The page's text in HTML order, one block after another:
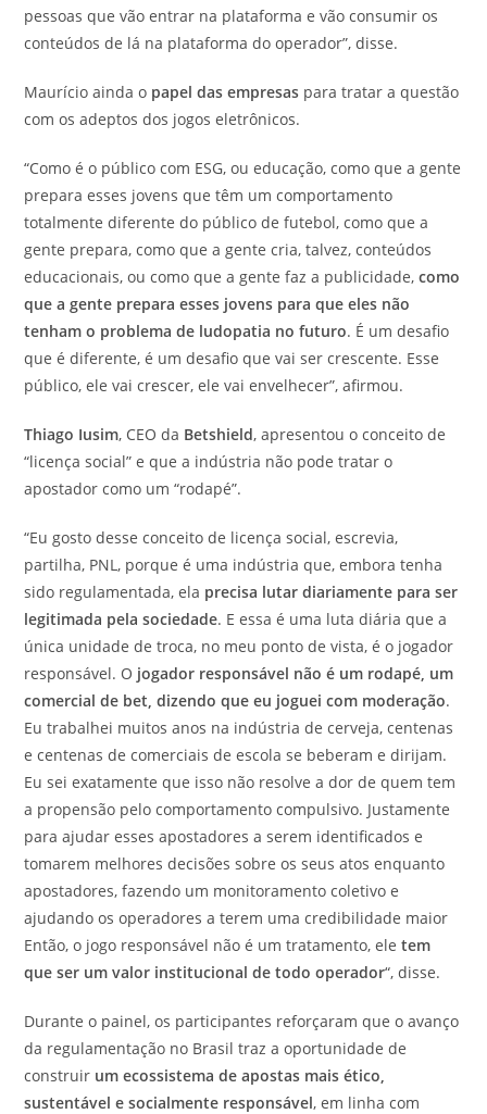
pessoas que vão entrar na plataforma e vão consumir os
conteúdos de lá na plataforma do operador”, disse.
Maurício ainda o papel das empresas para tratar a questão
com os adeptos dos jogos eletrônicos.
“Como é o público com ESG, ou educação, como que a gente
prepara esses jovens que têm um comportamento
totalmente diferente do público de futebol, como que a
gente prepara, como que a gente cria, talvez, conteúdos
educacionais, ou como que a gente faz a publicidade,como
que a gente prepara esses jovens para que eles não
tenham o problema de ludopatia no futuro. É um desafio
que é diferente, é um desafio que vai ser crescente. Esse
público, ele vai crescer, ele vai envelhecer”, afirmou.
Thiago Iusim, CEO da Betshield, apresentou o conceito de
“licença social” e que a indústria não pode tratar o
apostador como um “rodapé”.
“Eu gosto desse conceito de licença social, escrevia,
partilha, PNL, porque é uma indústria que, embora tenha
sido regulamentada, ela precisa lutar diariamente para ser
legitimada pela sociedade. E essa é uma luta diária que a
única unidade de troca, no meu ponto de vista, é o jogador
responsável. O jogador responsável não é um rodapé, um
comercial de bet, dizendo que eu joguei com moderação.
Eu trabalhei muitos anos na indústria de cerveja, centenas
e centenas de comerciais de escola se beberam e dirijam.
Eu sei exatamente que isso não resolve a dor de quem tem
a propensão pelo comportamento compulsivo. Justamente
para ajudar esses apostadores a serem identificados e
tomarem melhores decisões sobre os seus atos enquanto
apostadores, fazendo um monitoramento coletivo e
ajudando os operadores a terem uma credibilidade maior
Então, o jogo responsável não é um tratamento, eletem
que ser um valor institucional de todo operador“, disse.
Durante o painel, os participantes reforçaram que o avanço
da regulamentação no Brasil traz a oportunidade de
construir um ecossistema de apostas mais ético,
sustentável e socialmente responsável, em linha com